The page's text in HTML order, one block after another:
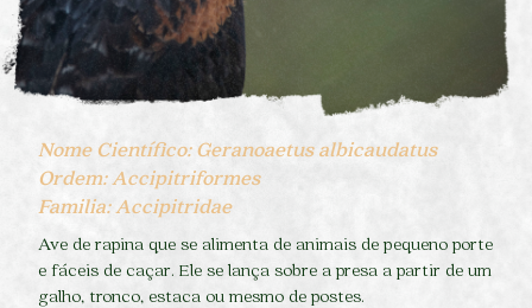
Nome Científico: Geranoaetus albicaudatus
Ordem: Accipitriformes
Familia: Accipitridae
Ave de rapina que se alimenta de animais de pequeno porte
e fáceis de caçar. Ele se lança sobre a presa a partir de um
galho, tronco, estaca ou mesmo de postes.